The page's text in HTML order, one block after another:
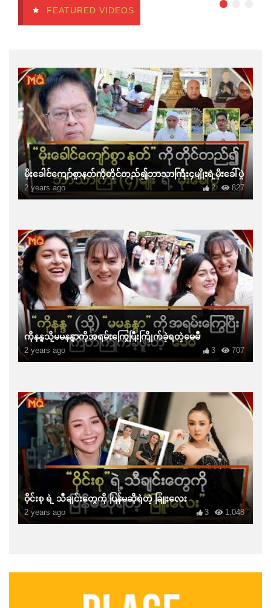
FEATURED VIDEOS
မိုးခေါင်ကျော်စွာနတ်ကိုတိုင်တည်၍ဘာသာကြီး၄မျိုးရဲ့မိုးခေါ်ပွဲ
2 years ago 827
2
ကိုနန္ဒသို့မမနန္ဒာကိုအရမ်းကြွေပြီးကြိုက်ခဲ့ရတဲ့မေမီ
2 years ago 707
3
ဝိုင်းစု ရဲ့ သီချင်းတွေကို ပြန်မဆိုရဲတဲ့ ခြူးလေး
2 years ago 1,048
3